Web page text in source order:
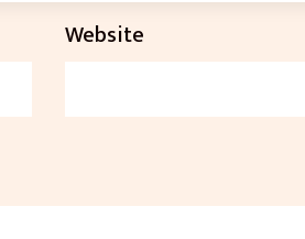
Website